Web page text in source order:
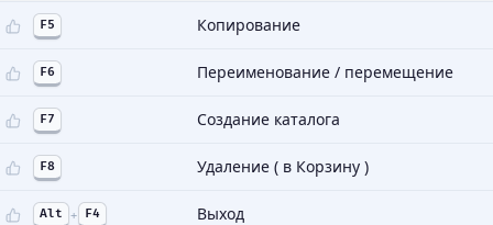
F5 Копирование
F6 Переименование / перемещение
F7 Создание каталога
F8 Удаление ( в Корзину )
Alt + F4 Выход